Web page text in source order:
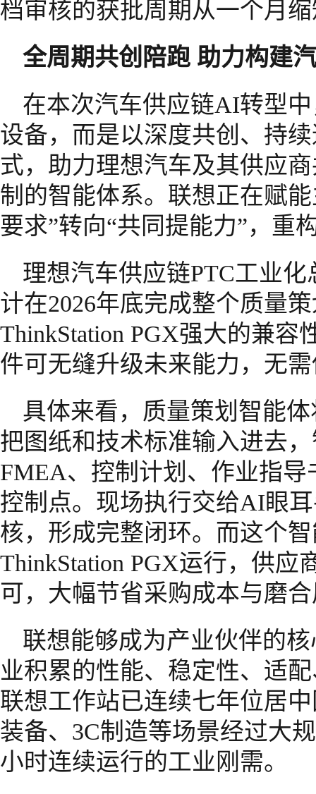
档审核的获批周期从一个月
全周期共创陪跑 助力构建
在本次汽车供应链AI转型
设备，而是以深度共创、持
式，助力理想汽车及其供应
制的智能体系。联想正在赋
要求”转向“共同提能力”，重
理想汽车供应链PTC工业
计在2026年底完成整个质量
ThinkStation PGX强大的兼
件可无缝升级未来能力，无
具体来看，质量策划智能
把图纸和技术标准输入进去
FMEA、控制计划、作业指导
控制点。现场执行交给AI眼
核，形成完整闭环。而这个
ThinkStation PGX运行，供
可，大幅节省采购成本与磨
联想能够成为产业伙伴的
业积累的性能、稳定性、适
联想工作站已连续七年位居
装备、3C制造等场景经过大
小时连续运行的工业刚需。